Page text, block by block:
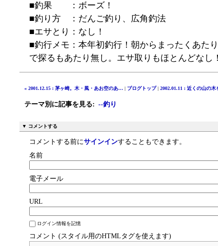
■釣果 ：ボーズ！
■釣り方 ：だんご釣り、広角釣法
■エサとり：なし！
■釣行メモ：本年初釣行！朝からまったくあた
で探るもあたり無し。エサ取りもほとんどなし
« 2001.12.15 : 茅ヶ崎。木・風・あお空のあ… ブログトップ 2002.01.11 : 近くの山の
テーマ別に記事を見る: --釣り
▼ コメントする
コメントする前にサインインすることもできます。
名前
電子メール
URL
ログイン情報を記憶
コメント (スタイル用のHTMLタグを使えます)